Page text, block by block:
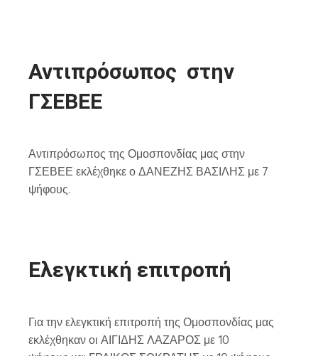
Αντιπρόσωπος στην
ΓΣΕΒΕΕ
Αντιπρόσωπος της Ομοσπονδίας μας στην
ΓΣΕΒΕΕ εκλέχθηκε ο ΔΑΝΕΖΗΣ ΒΑΣΙΛΗΣ με 7
ψήφους.
Ελεγκτική επιτροπή
Για την ελεγκτική επιτροπή της Ομοσπονδίας μας
εκλέχθηκαν οι ΑΙΓΙΔΗΣ ΛΑΖΑΡΟΣ με 10